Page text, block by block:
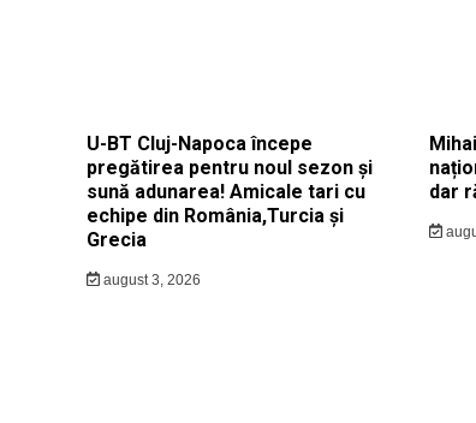
U-BT Cluj-Napoca începe
pregătirea pentru noul sezon și
sună adunarea! Amicale tari cu
echipe din România,Turcia și
Grecia
august 3, 2026
dar